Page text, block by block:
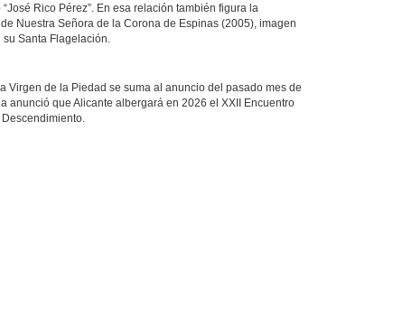
Rico Pérez”. En esa relación también figura la
Nuestra Señora de la Corona de Espinas (2005), imagen
Santa Flagelación.
Virgen de la Piedad se suma al anuncio del pasado mes de
anunció que Alicante albergará en 2026 el XXII Encuentro